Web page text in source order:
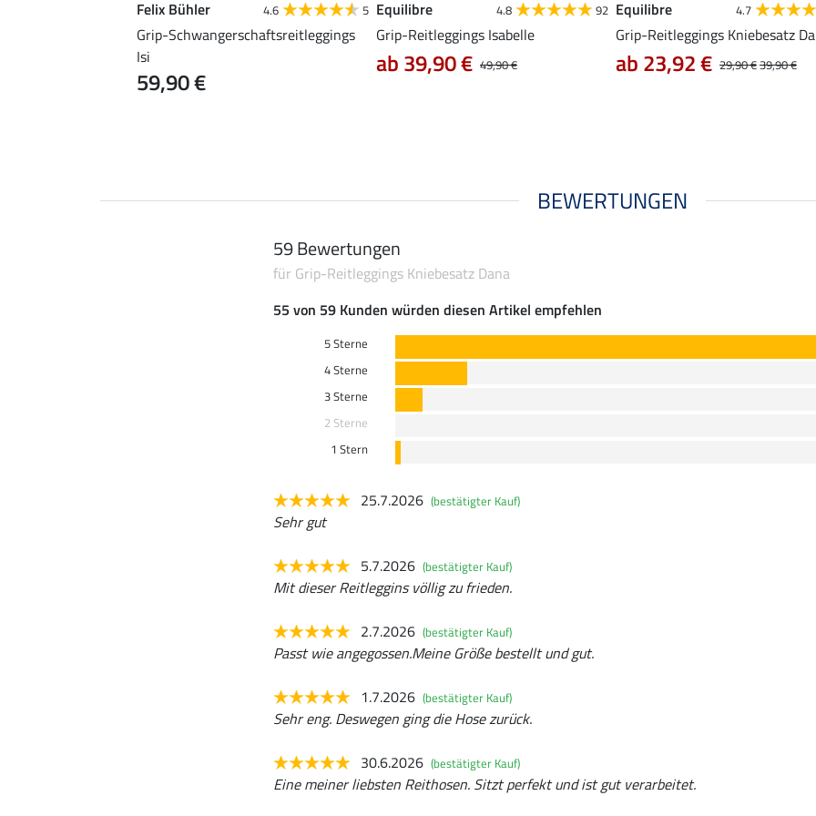
Felix Bühler 4.6 5
Grip-Schwangerschaftsreitleggings
Isi
59,90 €
Equilibre 4.8 92
Grip-Reitleggings Isabelle
49,90 €
ab 39,90 €
Equilibre 4.7
Grip-Reitleggings Kniebesatz
29,90 €39,90 €
ab 23,92 €
BEWERTUNGEN
59 Bewertungen
für Grip-Reitleggings Kniebesatz Dana
55 von 59 Kunden würden diesen Artikel empfehlen
5 Sterne
4 Sterne
3 Sterne
2 Sterne
1 Stern
25.7.2026 (bestätigter Kauf)
Sehr gut
5.7.2026 (bestätigter Kauf)
Mit dieser Reitleggins völlig zu frieden.
2.7.2026 (bestätigter Kauf)
Passt wie angegossen.Meine Größe bestellt und gut.
1.7.2026 (bestätigter Kauf)
Sehr eng. Deswegen ging die Hose zurück.
30.6.2026 (bestätigter Kauf)
Eine meiner liebsten Reithosen. Sitzt perfekt und ist gut verarbeitet.